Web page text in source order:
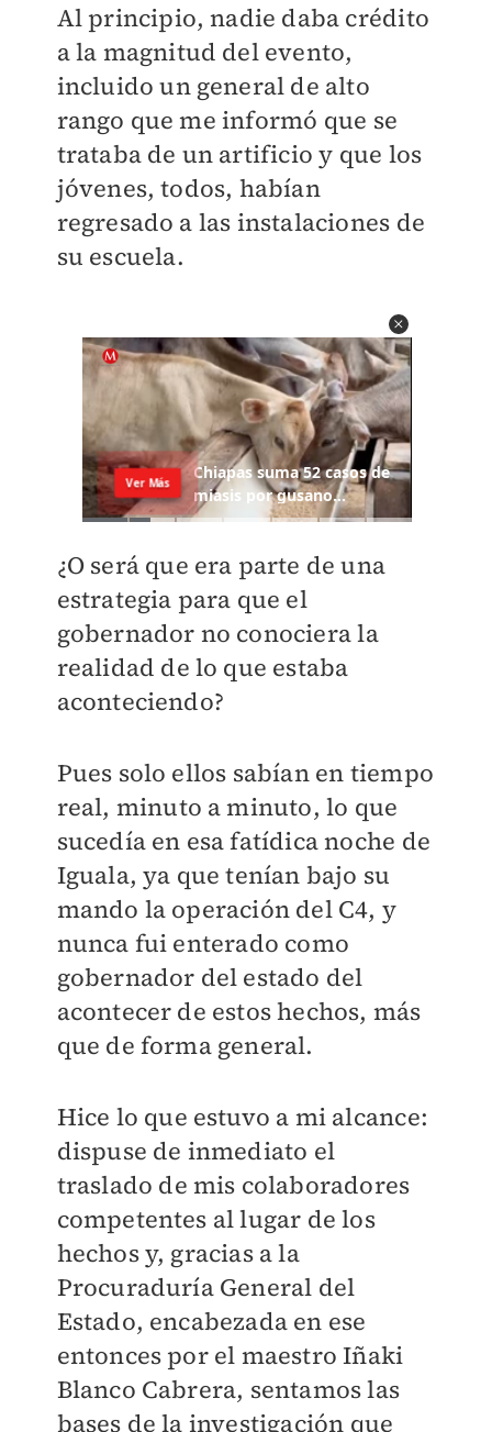
Al principio, nadie daba crédito
a la magnitud del evento,
incluido un general de alto
rango que me informó que se
trataba de un artificio y que los
jóvenes, todos, habían
regresado a las instalaciones de
su escuela.
¿O será que era parte de una
estrategia para que el
gobernador no conociera la
realidad de lo que estaba
aconteciendo?
Pues solo ellos sabían en tiempo
real, minuto a minuto, lo que
sucedía en esa fatídica noche de
Iguala, ya que tenían bajo su
mando la operación del C4, y
nunca fui enterado como
gobernador del estado del
acontecer de estos hechos, más
que de forma general.
Hice lo que estuvo a mi alcance:
dispuse de inmediato el
traslado de mis colaboradores
competentes al lugar de los
hechos y, gracias a la
Procuraduría General del
Estado, encabezada en ese
entonces por el maestro Iñaki
Blanco Cabrera, sentamos las
bases de la investigación que